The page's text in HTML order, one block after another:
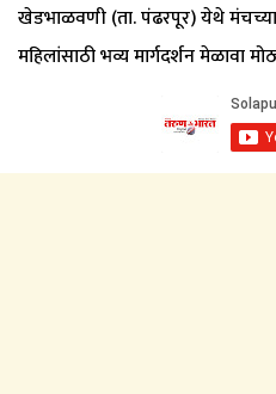
खेडभाळवणी (ता. पंढरपूर) येथे
महिलांसाठी भव्य मार्गदर्शन मेळावा